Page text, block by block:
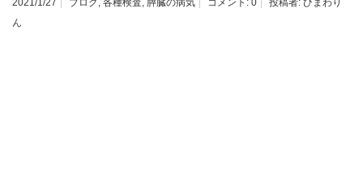
2021/1/27 ブログ, 各種検査, 膵臓の病気 コメント: 0 投稿者: ひまわり
ん